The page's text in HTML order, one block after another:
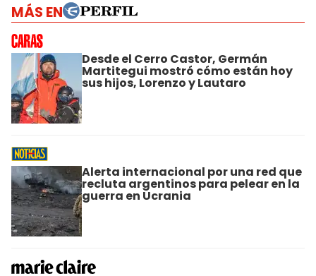
MÁS EN
Desde el Cerro Castor, Germán
Martitegui mostró cómo están hoy
sus hijos, Lorenzo y Lautaro
Alerta internacional por una red que
recluta argentinos para pelear en la
guerra en Ucrania